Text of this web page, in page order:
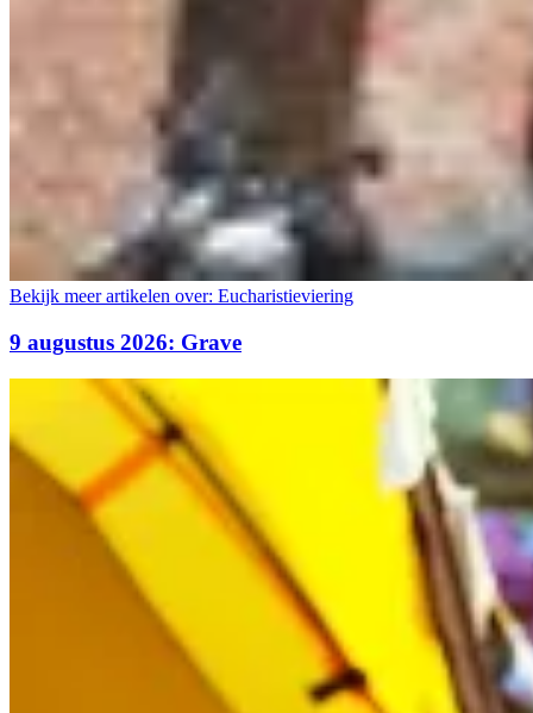
Bekijk meer artikelen over: Eucharistieviering
9 augustus 2026: Grave